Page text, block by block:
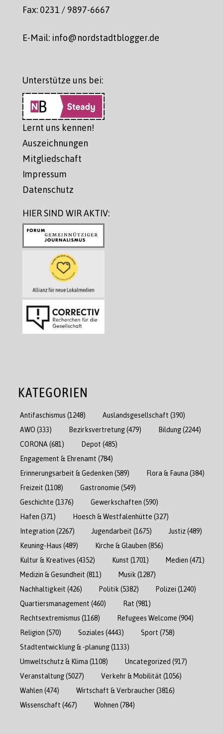
Fax: 0231 / 9897-6667
E-Mail: info@nordstadtblogger.de
Unterstütze uns bei:
Lernt uns kennen!
Auszeichnungen
Mitgliedschaft
Impressum
Datenschutz
HIER SIND WIR AKTIV:
KATEGORIEN
Antifaschismus (1248) Auslandsgesellschaft (390)
AWO (333) Bezirksvertretung(479) Bildung(2244)
CORONA (681) Depot (485)
Engagement & Ehrenamt (784)
Erinnerungsarbeit & Gedenken (589) Flora & Fauna (384)
Freizeit (1108) Gastronomie (549)
Geschichte (1376) Gewerkschaften (590)
Hafen (371) Hoesch & Westfalenhütte (327)
Integration (2267) Jugendarbeit (1675) Justiz(489)
Keuning-Haus (489) Kirche & Glauben (856)
Kultur & Kreatives (4352) Kunst (1701) Medien (471)
Medizin & Gesundheit (811) Musik (1287)
Nachhaltigkeit (426) Politik (5382) Polizei (1240)
Quartiersmanagement (460) Rat (981)
Rechtsextremismus (1168) Refugees Welcome (904)
Religion (570) Soziales (4443) Sport (758)
Stadtentwicklung & -planung(1133)
Umweltschutz & Klima (1108) Uncategorized (917)
Veranstaltung(5027) Verkehr & Mobilität (1056)
Wahlen (474) Wirtschaft & Verbraucher(3816)
Wissenschaft (467) Wohnen (784)